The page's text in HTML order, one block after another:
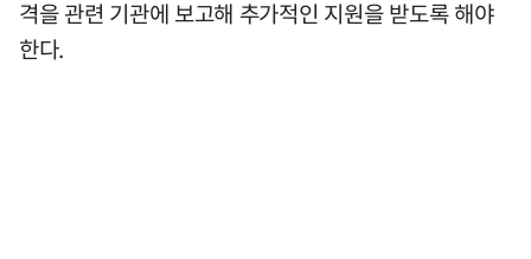
격을 관련 기관에 보고해 추가적인 지원을 받도록 해야
한다.